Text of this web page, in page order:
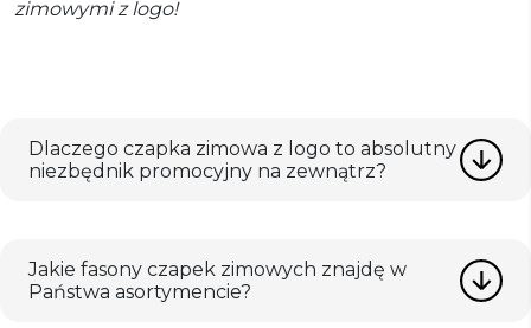
zimowymi z logo!
Dlaczego czapka zimowa z logo to absolutny
niezbędnik promocyjny na zewnątrz?
Jakie fasony czapek zimowych znajdę w
Państwa asortymencie?